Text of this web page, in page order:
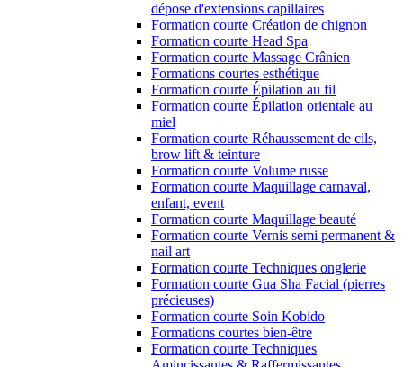
dépose d'extensions capillaires
Formation courte Création de chignon
Formation courte Head Spa
Formation courte Massage Crânien
Formations courtes esthétique
Formation courte Épilation au fil
Formation courte Épilation orientale au
miel
Formation courte Réhaussement de cils,
brow lift & teinture
Formation courte Volume russe
Formation courte Maquillage carnaval,
enfant, event
Formation courte Maquillage beauté
Formation courte Vernis semi permanent &
nail art
Formation courte Techniques onglerie
Formation courte Gua Sha Facial (pierres
précieuses)
Formation courte Soin Kobido
Formations courtes bien-être
Formation courte Techniques